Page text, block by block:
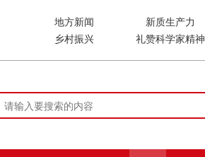
地方新闻
新质生产力
乡村振兴 礼赞科学家精神